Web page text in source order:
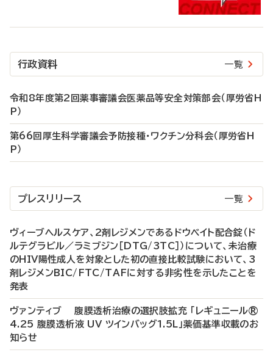
行政資料 一覧
令和8年度第2回薬事審議会医薬品等安全対策部会（厚労省H
P）
第66回厚生科学審議会予防接種・ワクチン分科会（厚労省H
P）
プレスリリース 一覧
ヴィーブヘルスケア、2剤レジメンであるドウベイト配合錠（ド
ルテグラビル／ラミブジン［DTG/3TC］）について、未治療
のHIV陽性成人を対象とした初の直接比較試験において、3
剤レジメンBIC/FTC/TAFに対する非劣性を示したことを
発表
ヴァンティブ 腹膜透析治療の選択肢拡充 「レギュニール®
4.25 腹膜透析液 UV ツインバッグ1.5L」薬価基準収載のお
知らせ